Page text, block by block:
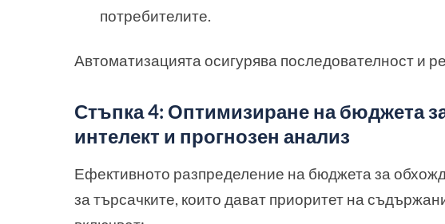
потребителите.
Автоматизацията осигурява последователност и
Стъпка 4: Оптимизиране на бюджета
интелект и прогнозен анализ
Ефективното разпределение на бюджета за
за търсачките, които дават приоритет на